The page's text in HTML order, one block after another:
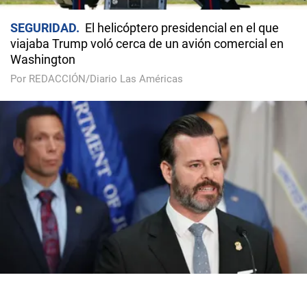
SEGURIDAD
El helicóptero presidencial en el que
viajaba Trump voló cerca de un avión comercial en
Washington
Por REDACCIÓN/Diario Las Américas